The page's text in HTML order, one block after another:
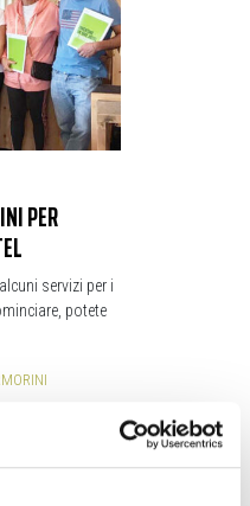
PER
servizi per i
potete